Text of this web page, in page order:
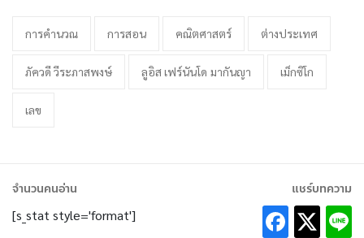
การคำนวณ การสอน คณิตศาสตร์ ต่างประเทศ
ภัควดี วีระภาสพงษ์ ลูอิส เฟร์นันโด มากันญา เม็กซิโก
เลข
จำนวนคนอ่าน
[s_stat style='format']
แชร์บทความ